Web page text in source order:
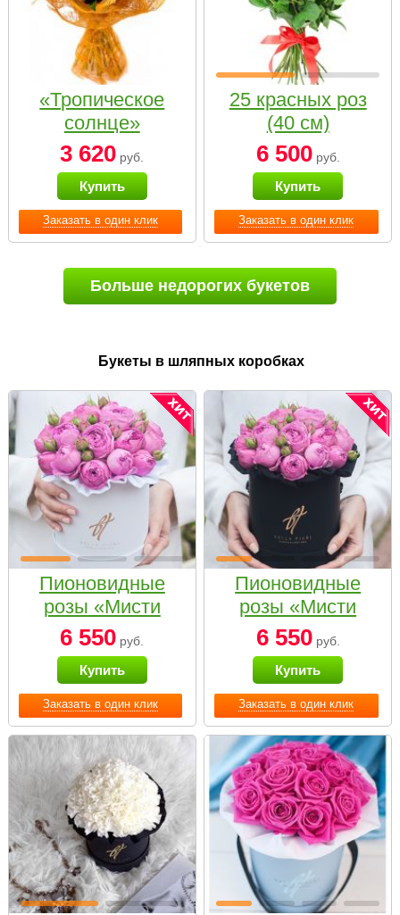
Заказать в один клик
«Тропическое
солнце»
3 620 руб.
Купить
Заказать в один клик
25 красных роз
(40 см)
6 500руб.
Купить
Больше недорогих букетов
Букеты в шляпных коробках
Заказать в один клик
Пионовидные
розы «Мисти
бабблс» в белой
коробке Small
6 550 руб.
Купить
Заказать в один клик
Пионовидные
розы «Мисти
бабблс» в
черной коробке
Small
6 550руб.
Купить